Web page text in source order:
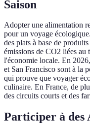
Saison
Adopter une alimentation
pour un voyage
des plats à base de
émissions de CO2 liées au
l'économie locale. En
et San Francisco sont à la
qui prouve que voyager
culinaire. En France, de
des circuits courts et des
Participer à des